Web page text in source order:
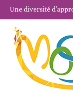
Une diversité